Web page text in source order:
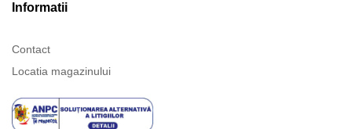
Informatii
Contact
Locatia magazinului